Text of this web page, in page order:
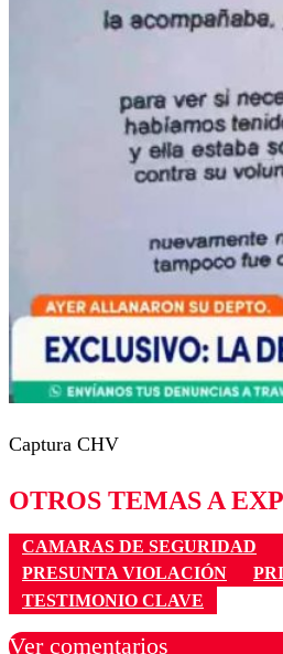
Captura CHV
OTROS TEMAS A
CAMARAS DE SEGURIDAD
PRESUNTA VIOLACIÓN
TESTIMONIO CLAVE
Ver comentarios